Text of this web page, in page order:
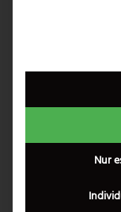
gleichermaßen
FAQ – Häufig
Wie pflege ich
den
Nur